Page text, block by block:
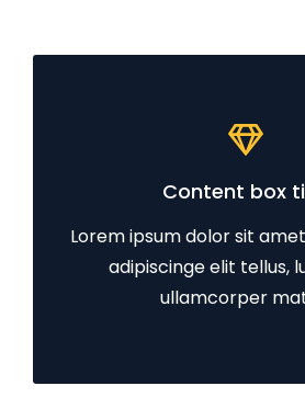
Content box
Lorem ipsum dolor sit
adipiscinge elit tellus,
ullamcorper